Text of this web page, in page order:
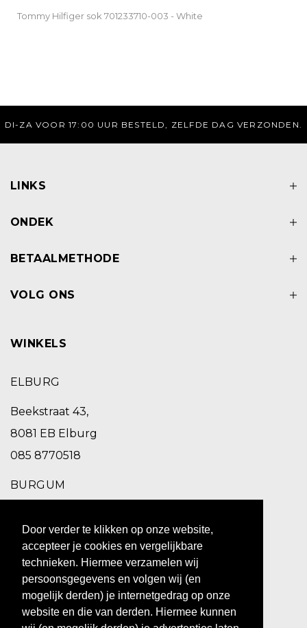
Door verder te klikken op onze website,
accepteer je cookies en vergelijkbare
technieken. Hiermee verzamelen wij
persoonsgegevens en volgen wij (en
mogelijk derden) je internetgedrag op onze
website en die van derden. Hiermee kunnen
Tommy Hilfiger sok 701233710-003 - White
DI-ZA VOOR 17:00 UUR BESTELD, ZELFDE DAG VERZONDEN.
LINKS
ONDEK
BETAALMETHODE
VOLG ONS
WINKELS
ELBURG
Beekstraat 43,
8081 EB Elburg
085 8770518
BURGUM
9251 EC Burgum
0511 469 260
ZUIDHORN
Hoofdstraat 10,